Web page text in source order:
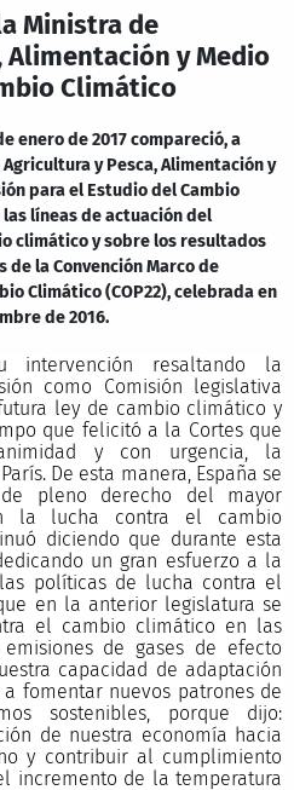
Ministra de
Alimentación y Medio
Climático
enero de 2017 compareció, a
y Pesca, Alimentación y
para el Estudio del Cambio
líneas de actuación del
climático y sobre los resultados
de la Convención Marco de
Climático (COP22), celebrada en
de 2016.
intervención resaltando la
como Comisión legislativa
ley de cambio climático y
que felicitó a la Cortes que
y con urgencia, la
De esta manera, España se
pleno derecho del mayor
la lucha contra el cambio
diciendo que durante esta
un gran esfuerzo a la
políticas de lucha contra el
en la anterior legislatura se
el cambio climático en las
de gases de efecto
capacidad de adaptación
fomentar nuevos patrones de
sostenibles, porque dijo:
de nuestra economía hacia
y contribuir al cumplimiento
incremento de la temperatura